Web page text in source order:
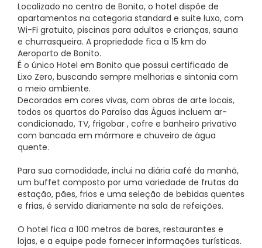
Localizado no centro de Bonito, o hotel dispõe de
apartamentos na categoria standard e suite luxo, com
Wi-Fi gratuito, piscinas para adultos e crianças, sauna
e churrasqueira. A propriedade fica a 15 km do
Aeroporto de Bonito.
É o único Hotel em Bonito que possui certificado de
Lixo Zero, buscando sempre melhorias e sintonia com
o meio ambiente.
Decorados em cores vivas, com obras de arte locais,
todos os quartos do Paraíso das Águas incluem ar-
condicionado, TV, frigobar , cofre e banheiro privativo
com bancada em mármore e chuveiro de água
quente.
Para sua comodidade, inclui na diária café da manhã,
um buffet composto por uma variedade de frutas da
estação, pães, frios e uma seleção de bebidas quentes
e frias, é servido diariamente na sala de refeições.
O hotel fica a 100 metros de bares, restaurantes e
lojas, e a equipe pode fornecer informações turísticas.